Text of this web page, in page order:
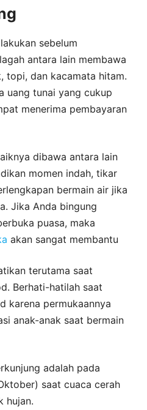
sebelum
antara lain membawa
topi, dan kacamata hitam.
uang tunai yang cukup
menerima pembayaran
dibawa antara lain
momen indah, tikar
bermain air jika
Jika Anda bingung
puasa, maka
akan sangat membantu
terutama saat
Berhati-hatilah saat
karena permukaannya
anak-anak saat bermain
adalah pada
saat cuaca cerah
hujan.